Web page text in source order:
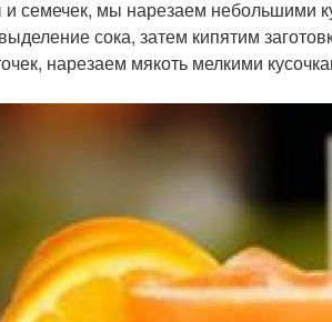
семечек, мы нарезаем небольшими
сока, затем кипятим
нарезаем мякоть мелкими